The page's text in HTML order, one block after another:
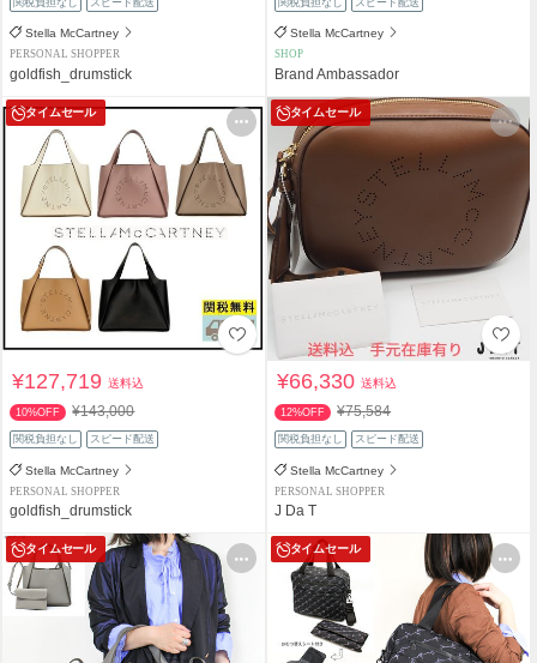
Stella McCartney
PERSONAL SHOPPER
goldfish_drumstick
Stella McCartney
SHOP
Brand Ambassador
タイムセール
¥127,719送料込
10%OFF ¥143,000
関税負担なし スピード配送
Stella McCartney
PERSONAL SHOPPER
goldfish_drumstick
タイムセール
¥66,330送料込
12%OFF ¥75,584
関税負担なし スピード配送
Stella McCartney
PERSONAL SHOPPER
J Da T
タイムセール タイムセール